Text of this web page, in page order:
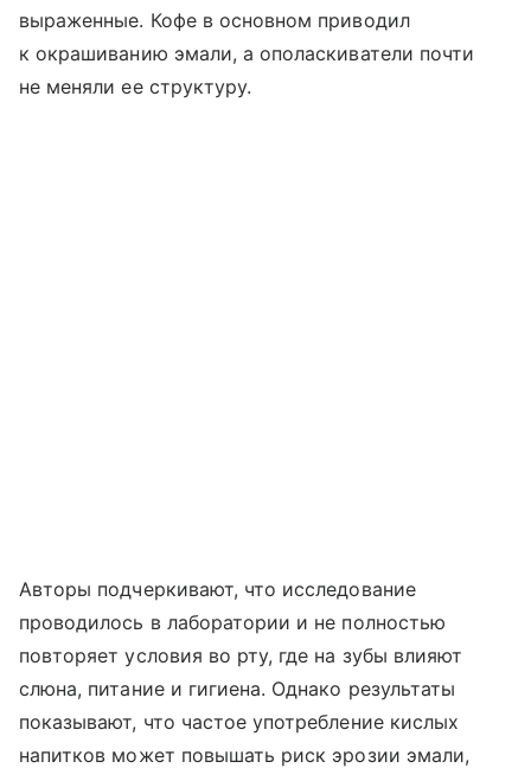
выраженные. Кофе в основном приводил
к окрашиванию эмали, а ополаскиватели почти
не меняли ее структуру.
Авторы подчеркивают, что исследование
проводилось в лаборатории и не полностью
повторяет условия во рту, где на зубы влияют
слюна, питание и гигиена. Однако результаты
показывают, что частое употребление кислых
напитков может повышать риск эрозии эмали,